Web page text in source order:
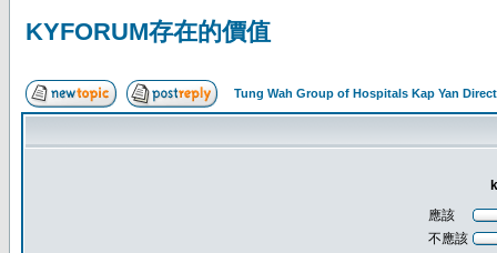
KYFORUM存在的價值
Tung Wah Group of Hospitals Kap Yan
應該
不應該